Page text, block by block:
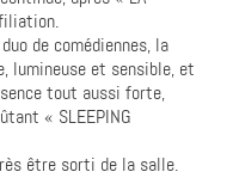
de comédiennes, la
lumineuse et sensible, et
tout aussi forte,
« SLEEPING
être sorti de la salle.